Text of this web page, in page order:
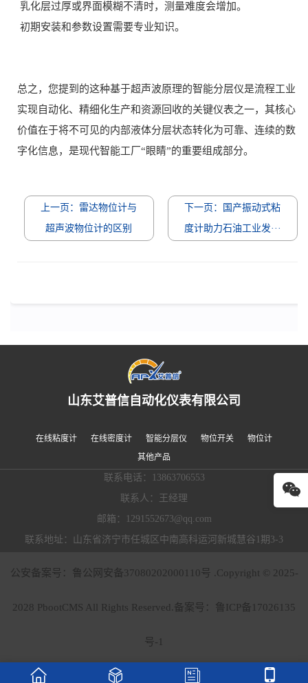
乳化层过厚或界面模糊不清时，测量难度会增加。
初期安装和参数设置需要专业知识。
总之，您提到的这种基于超声波原理的智能分层仪是流程工业
实现自动化、精细化生产和资源回收的关键仪表之一，其核心
价值在于将不可见的内部液体分层状态转化为可靠、连续的数
字化信息，是现代智能工厂“眼睛”的重要组成部分。
上一页：雷达物位计与
超声波物位计的区别
下一页：国产振动式粘
度计助力石油工业发···
山东艾普信自动化仪表有限公司
在线粘度计 在线密度计 智能分层仪 物位开关
物位计
其他产品
联系电话：13863706553
联系人：王经理
邮箱：1291552673@qq.com
联系地址：山东省济宁市任城区中南高科运河新城慧谷1期3-3
公安备案号：鲁公网安备37080202000110号 .Copyright © 2025-
2028 PbootCMS All Rights Reserved.备案号： 鲁ICP备17026135
号-1
   